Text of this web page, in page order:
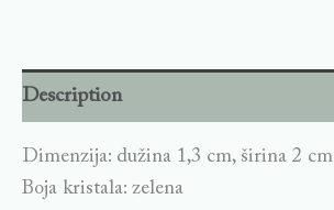
Description
Dimenzija: dužina 1,3 cm, širina 2 cm
Boja kristala: zelena